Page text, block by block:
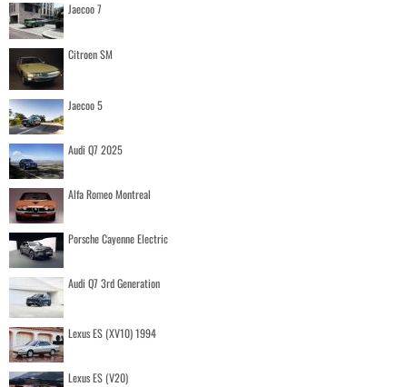
Jaecoo 7
Citroen SM
Jaecoo 5
Audi Q7 2025
Alfa Romeo Montreal
Porsche Cayenne Electric
Audi Q7 3rd Generation
Lexus ES (XV10) 1994
Lexus ES (V20)